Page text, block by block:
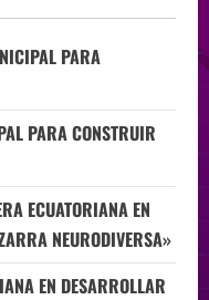
PARA
PARA CONSTRUIR
ECUATORIANA EN
NEURODIVERSA»
EN DESARROLLAR